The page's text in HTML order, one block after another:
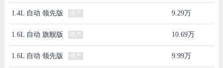
1.4L 自动 领先版 停产 9.29万
1.6L 自动 旗舰版 停产 10.69万
1.6L 自动 领先版 停产 9.99万